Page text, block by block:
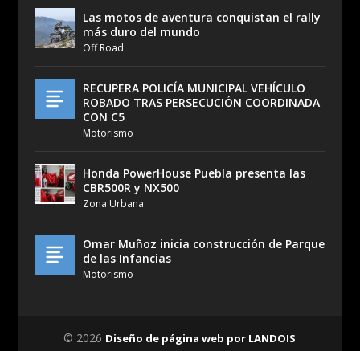
Las motos de aventura conquistan el rally
más duro del mundo
Off Road
RECUPERA POLICÍA MUNICIPAL VEHÍCULO
ROBADO TRAS PERSECUCIÓN COORDINADA
CON C5
Motorismo
Honda PowerHouse Puebla presenta las
CBR500R y NX500
Zona Urbana
Omar Muñoz inicia construcción de Parque
de las Infancias
Motorismo
© 2026 Diseño de página web por LANDOIS